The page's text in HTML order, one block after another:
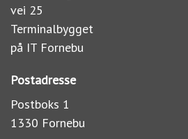
vei 25
Terminalbygget
på IT Fornebu
Postadresse
Postboks 1
1330 Fornebu